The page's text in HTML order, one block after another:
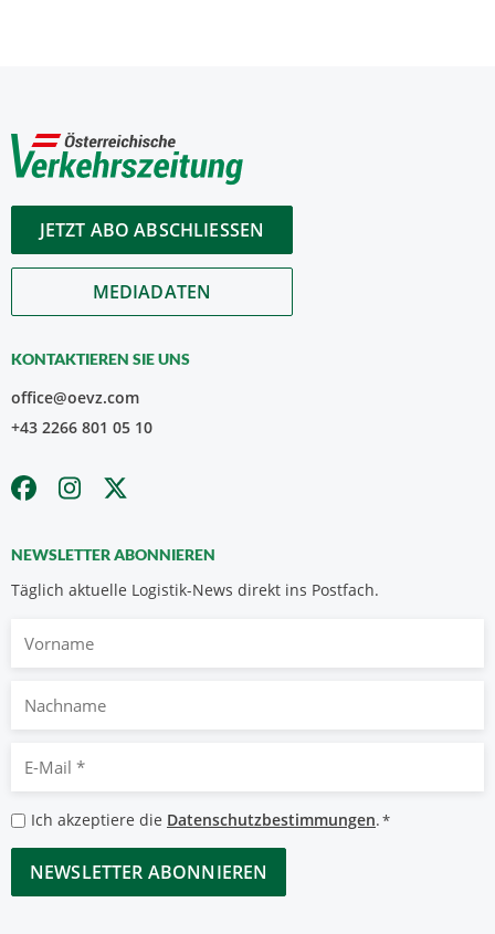
JETZT ABO ABSCHLIESSEN
MEDIADATEN
KONTAKTIEREN SIE UNS
office@oevz.com
+43 2266 801 05 10
NEWSLETTER ABONNIEREN
Täglich aktuelle Logistik-News direkt ins Postfach.
Nachname
Mail
*
Datenschutzbestimmungen
*
Ich akzeptiere die Datenschutzbestimmungen.*
CAPTCHA